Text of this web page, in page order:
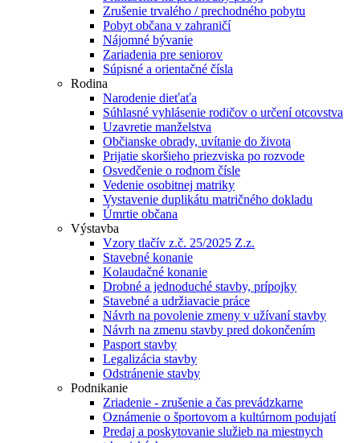
Zrušenie trvalého / prechodného pobytu
Pobyt občana v zahraničí
Nájomné bývanie
Zariadenia pre seniorov
Súpisné a orientačné čísla
Rodina
Narodenie dieťaťa
Súhlasné vyhlásenie rodičov o určení otcovstva
Uzavretie manželstva
Občianske obrady, uvítanie do života
Prijatie skoršieho priezviska po rozvode
Osvedčenie o rodnom čísle
Vedenie osobitnej matriky
Vystavenie duplikátu matričného dokladu
Úmrtie občana
Výstavba
Vzory tlačív z.č. 25/2025 Z.z.
Stavebné konanie
Kolaudačné konanie
Drobné a jednoduché stavby, prípojky
Stavebné a udržiavacie práce
Návrh na povolenie zmeny v užívaní stavby
Návrh na zmenu stavby pred dokončením
Pasport stavby
Legalizácia stavby
Odstránenie stavby
Podnikanie
Zriadenie - zrušenie a čas prevádzkarne
Oznámenie o športovom a kultúrnom podujatí
Predaj a poskytovanie služieb na miestnych